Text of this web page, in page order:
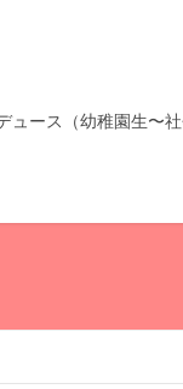
ース（幼稚園生〜社